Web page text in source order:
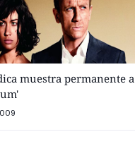
muestra permanente a